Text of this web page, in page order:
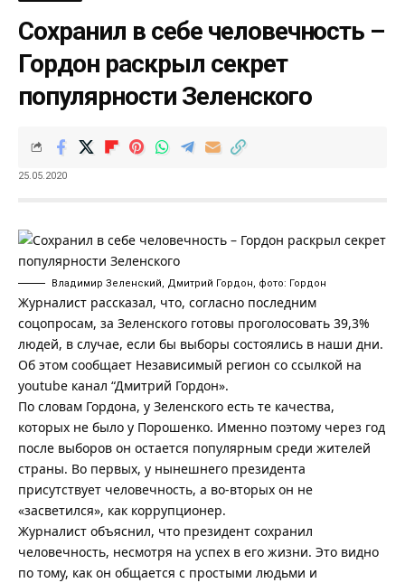
Сохранил в себе человечность –
Гордон раскрыл секрет
популярности Зеленского
25.05.2020
Владимир Зеленский, Дмитрий Гордон, фото: Гордон
Журналист рассказал, что, согласно последним
соцопросам, за Зеленского готовы проголосовать 39,3%
людей, в случае, если бы выборы состоялись в наши дни.
Об этом сообщает Независимый регион со ссылкой на
youtube канал “Дмитрий Гордон».
По словам Гордона, у Зеленского есть те качества,
которых не было у Порошенко. Именно поэтому через год
после выборов он остается популярным среди жителей
страны. Во первых, у нынешнего президента
присутствует человечность, а во-вторых он не
«засветился», как коррупционер.
Журналист объяснил, что президент сохранил
человечность, несмотря на успех в его жизни. Это видно
по тому, как он общается с простыми людьми и